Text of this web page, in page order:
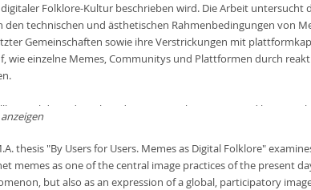
Folklore-Kultur beschrieben wird. Die Arbeit
den technischen und ästhetischen Rahmenbedingungen von
Gemeinschaften sowie ihre Verstrickungen mit
wie einzelne Memes, Communitys und Plattformen durch
dient der Arbeit das sog. Wojak-Meme, eine
illustriert nicht nur die für Memes charakteristische
Communitys funktionieren und hierbei sowohl
und seine Variationen werden durch die neurechte Alt-Right
dem Deckmantel von Ironie und Humor Ideologien und
thesis "By Users for Users. Memes as Digital Folklore"
memes as one of the central image practices of the present
but also as an expression of a global, participatory